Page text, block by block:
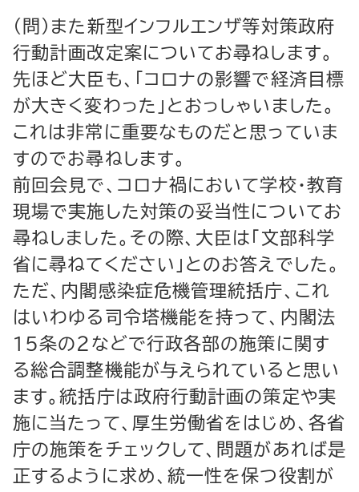
（問）また新型インフルエンザ等対策政府
行動計画改定案についてお尋ねします。
先ほど大臣も、「コロナの影響で経済目標
が大きく変わった」とおっしゃいました。
これは非常に重要なものだと思っていま
すのでお尋ねします。
前回会見で、コロナ禍において学校・教育
現場で実施した対策の妥当性についてお
尋ねしました。その際、大臣は「文部科学
省に尋ねてください」とのお答えでした。
ただ、内閣感染症危機管理統括庁、これ
はいわゆる司令塔機能を持って、内閣法
15条の２などで行政各部の施策に関す
る総合調整機能が与えられていると思い
ます。統括庁は政府行動計画の策定や実
施に当たって、厚生労働省をはじめ、各省
庁の施策をチェックして、問題があれば是
正するように求め、統一性を保つ役割が